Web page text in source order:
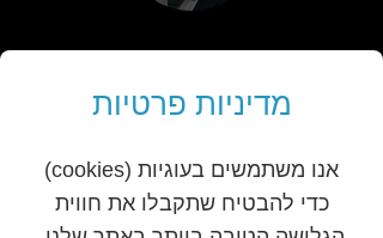
מדיניות פרטיות
אנו משתמשים בעוגיות (cookies)
כדי להבטיח שתקבלו את חווית
משרד עורכי דין - אסף רוזנצוייג, מוביל בתחום
עורכי דין מנוסים: עו"ד אסף רוזנצוייג ועו"ד ניר
איציק, שמתמחים בייעוץ משפטי וייצוג ללקוחות